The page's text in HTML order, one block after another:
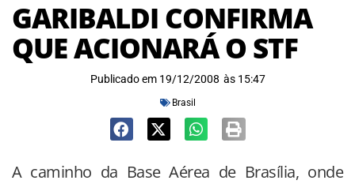
GARIBALDI CONFIRMA
QUE ACIONARÁ O STF
Publicado em 19/12/2008 às 15:47
Brasil
A caminho da Base Aérea de Brasília, onde